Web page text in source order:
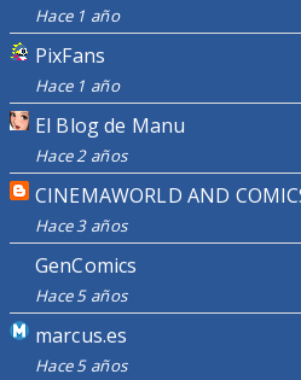
Hace 1 año
PixFans
Hace 1 año
El Blog de Manu
Hace 2 años
CINEMAWORLD AND
Hace 3 años
GenComics
Hace 5 años
marcus.es
Hace 5 años